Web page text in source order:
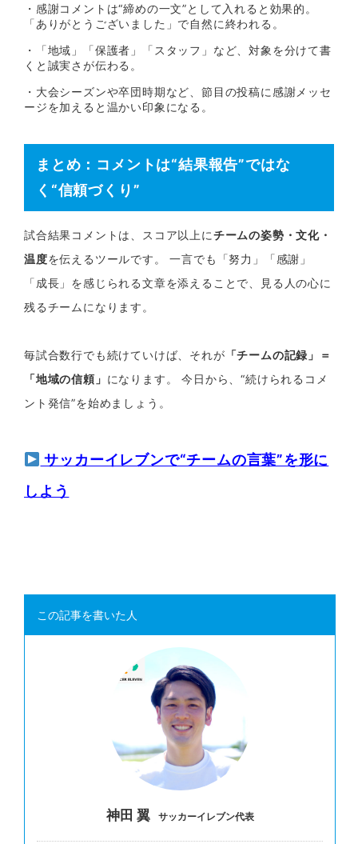
・感謝コメントは“締めの一文”として入れると効果的。
「ありがとうございました」で自然に終われる。
・「地域」「保護者」「スタッフ」など、対象を分けて書
くと誠実さが伝わる。
・大会シーズンや卒団時期など、節目の投稿に感謝メッセ
ージを加えると温かい印象になる。
まとめ：コメントは“結果報告”ではな
く“信頼づくり”
試合結果コメントは、スコア以上にチームの姿勢・文化・
温度を伝えるツールです。 一言でも「努力」「感謝」
「成長」を感じられる文章を添えることで、見る人の心に
残るチームになります。
毎試合数行でも続けていけば、それが 「チームの記録」＝
「地域の信頼」 になります。 今日から、“続けられるコメ
ント発信”を始めましょう。
サッカーイレブンで“チームの言葉”を形に
しよう
この記事を書いた人
神田 翼 サッカーイレブン代表